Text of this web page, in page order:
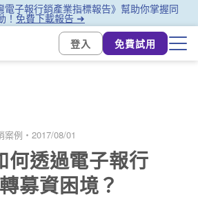
電子報行銷產業指標報告》幫助你掌握同
！免費下載報告 ➜
登入
免費試用
案例 ・ 2017/08/01
何透過電子報行
募資困境？